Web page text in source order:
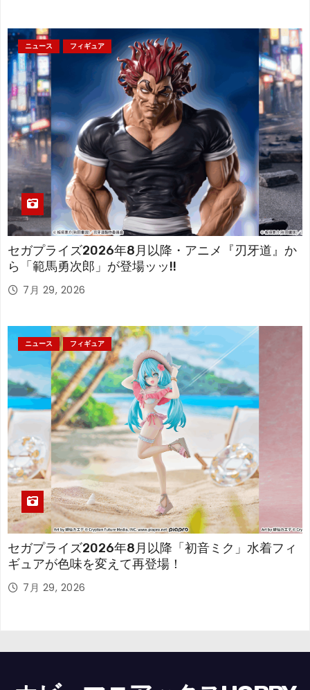
ニュース フィギュア
セガプライズ2026年8月以降・アニメ『刃牙道』か
ら「範馬勇次郎」が登場ッッ!!
7月 29, 2026
ニュース フィギュア
セガプライズ2026年8月以降「初音ミク」水着フィ
ギュアが色味を変えて再登場！
7月 29, 2026